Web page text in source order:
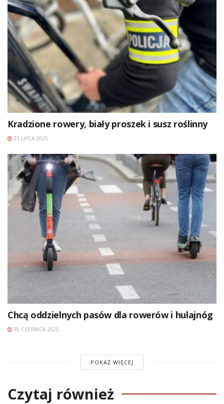
Kradzione rowery, biały proszek i susz roślinny
23 LIPCA 2025
Chcą oddzielnych pasów dla rowerów i hulajnóg
30 CZERWCA 2025
POKAŻ WIĘCEJ
Czytaj również